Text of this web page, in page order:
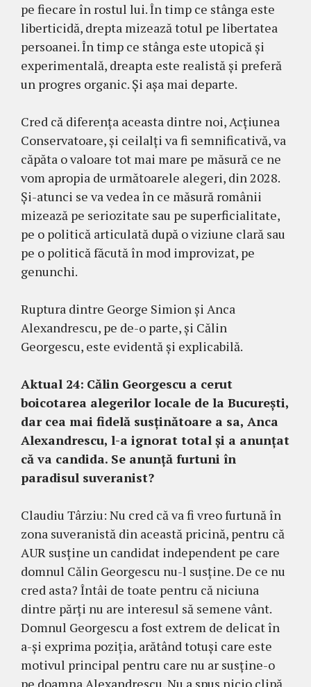
pe fiecare în rostul lui. În timp ce stânga este
liberticidă, drepta mizează totul pe libertatea
persoanei. În timp ce stânga este utopică și
experimentală, dreapta este realistă și preferă
un progres organic. Și așa mai departe.
Cred că diferența aceasta dintre noi, Acțiunea
Conservatoare, și ceilalți va fi semnificativă, va
căpăta o valoare tot mai mare pe măsură ce ne
vom apropia de următoarele alegeri, din 2028.
Și-atunci se va vedea în ce măsură românii
mizează pe seriozitate sau pe superficialitate,
pe o politică articulată după o viziune clară sau
pe o politică făcută în mod improvizat, pe
genunchi.
Ruptura dintre George Simion și Anca
Alexandrescu, pe de-o parte, și Călin
Georgescu, este evidentă și explicabilă.
Aktual 24: Călin Georgescu a cerut
boicotarea alegerilor locale de la București,
dar cea mai fidelă susținătoare a sa, Anca
Alexandrescu, l-a ignorat total și a anunțat
că va candida. Se anunță furtuni în
paradisul suveranist?
Claudiu Târziu: Nu cred că va fi vreo furtună în
zona suveranistă din această pricină, pentru că
AUR susține un candidat independent pe care
domnul Călin Georgescu nu-l susține. De ce nu
cred asta? Întâi de toate pentru că niciuna
dintre părți nu are interesul să semene vânt.
Domnul Georgescu a fost extrem de delicat în
a-și exprima poziția, arătând totuși care este
motivul principal pentru care nu ar susține-o
pe doamna Alexandrescu. Nu a spus nicio clipă